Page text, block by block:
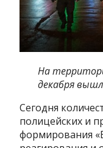
На
декабря
Сегодня
полицейских и
формирования